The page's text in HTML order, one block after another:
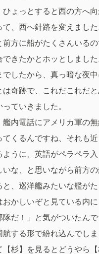
ひょっとすると西の方へ
て、西へ針路を変えまし
前方に船がたくさんいるの
できたかとホッとしまし
でしたから、真っ暗な夜中
は奇跡で、これだこれだ
ていきました。
艦内電話にアメリカ軍の
てくるんですね、それも
ように、英語がペラペラ入
いな、と思いながら前方
と、巡洋艦みたいな艦がた
おかしいぞと見ている内に
隊だ！」と気がついたん
する形で紛れ込んでしま
【杉】を見るとどうやら【